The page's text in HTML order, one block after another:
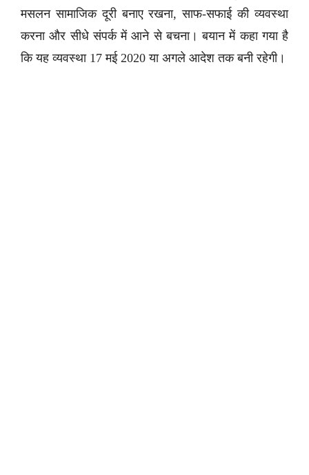
मसलन सामाजिक दूरी बनाए रखना, साफ-सफाई की व्यवस्था
करना और सीधे संपर्क में आने से बचना। बयान में कहा गया है
कि यह व्यवस्था 17 मई 2020 या अगले आदेश तक बनी रहेगी।